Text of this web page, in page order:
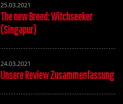
25.03.2021
The new Breed: Witchseeker
(Singapur)
24.03.2021
Unsere Review Zusammenfassung